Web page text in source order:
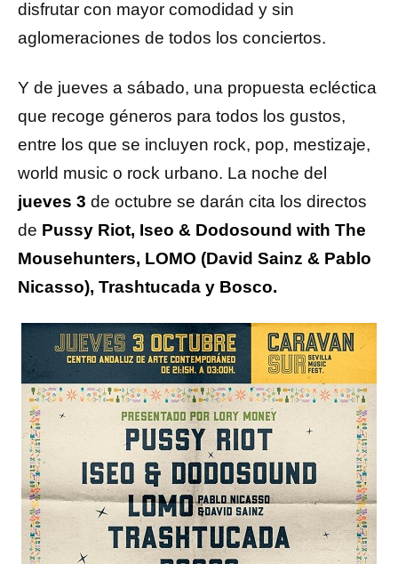
disfrutar con mayor comodidad y sin
aglomeraciones de todos los conciertos.
Y de jueves a sábado, una propuesta ecléctica
que recoge géneros para todos los gustos,
entre los que se incluyen rock, pop, mestizaje,
world music o rock urbano. La noche del
jueves 3 de octubre se darán cita los directos
de Pussy Riot, Iseo & Dodosound with The
Mousehunters, LOMO (David Sainz & Pablo
Nicasso), Trashtucada y Bosco.